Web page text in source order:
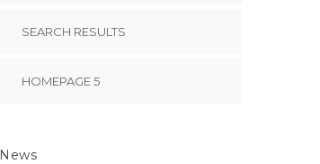
SEARCH RESULTS
HOMEPAGE 5
News